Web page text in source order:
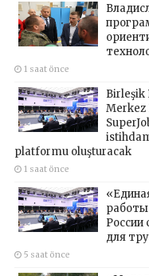
1 saat önce
Birleşik
Merkez
platformu oluşturacak
1 saat önce
работы
для
5 saat önce